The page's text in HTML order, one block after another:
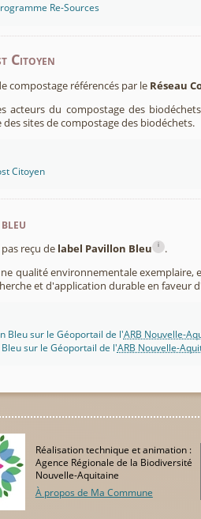
Re-Sources
Citoyen
compostage référencés par le Réseau
acteurs du compostage des
sites de compostage des biodéchets.
Citoyen
reçu de label Pavillon Bleu i
.
qualité environnementale
et d'application durable en faveur
Bleu sur le Géoportail de l'ARB Nouvelle-
sur le Géoportail de l'ARB Nouvelle-
Réalisation technique et animation :
Agence Régionale de la Biodiversité
Nouvelle-Aquitaine
À propos de Ma Commune